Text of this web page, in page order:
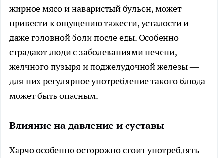
жирное мясо и наваристый бульон, может
привести к ощущению тяжести, усталости и
даже головной боли после еды. Особенно
страдают люди с заболеваниями печени,
желчного пузыря и поджелудочной железы —
для них регулярное употребление такого блюда
может быть опасным.
Влияние на давление и суставы
Харчо особенно осторожно стоит употреблять